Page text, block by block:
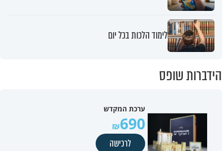
לימוד הלכות בכל יום
הידברות שופס
ערכת המקדש
690
לרכישה